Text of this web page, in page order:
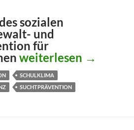
sozialen
und
für
buddY-Programm *
weiterlesen →
SCHULKLIMA
SUCHTPRÄVENTION